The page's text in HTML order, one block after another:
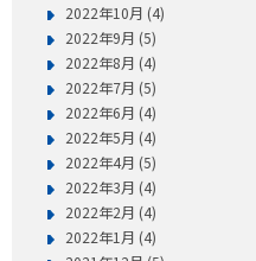
2022年10月 (4)
2022年9月 (5)
2022年8月 (4)
2022年7月 (5)
2022年6月 (4)
2022年5月 (4)
2022年4月 (5)
2022年3月 (4)
2022年2月 (4)
2022年1月 (4)